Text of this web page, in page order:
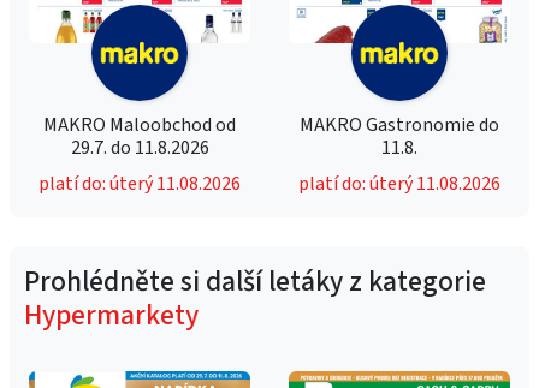
MAKRO Maloobchod od
29.7. do 11.8.2026
platí do: úterý 11.08.2026
MAKRO Gastronomie do
11.8.
platí do: úterý 11.08.2026
Prohlédněte si další letáky z kategorie
Hypermarkety